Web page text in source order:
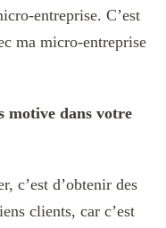
entreprise. C’est
ma micro-entreprise
motive dans votre
c’est d’obtenir des
clients, car c’est